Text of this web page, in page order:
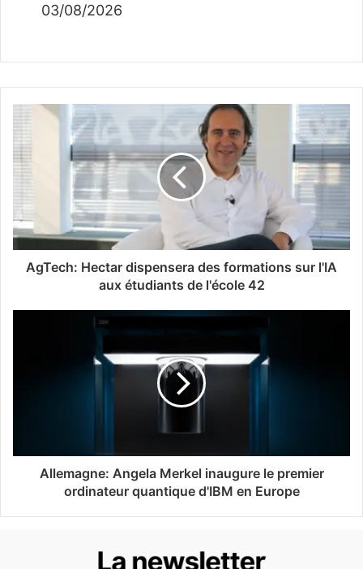
03/08/2026
AgTech: Hectar dispensera des formations sur l'IA
aux étudiants de l'école 42
Allemagne: Angela Merkel inaugure le premier
ordinateur quantique d'IBM en Europe